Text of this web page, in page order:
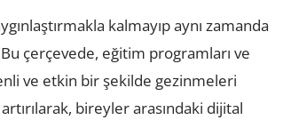
kalmayıp aynı zamanda
çerçevede, eğitim programları ve
ve etkin bir şekilde gezinmeleri
bireyler arasındaki dijital